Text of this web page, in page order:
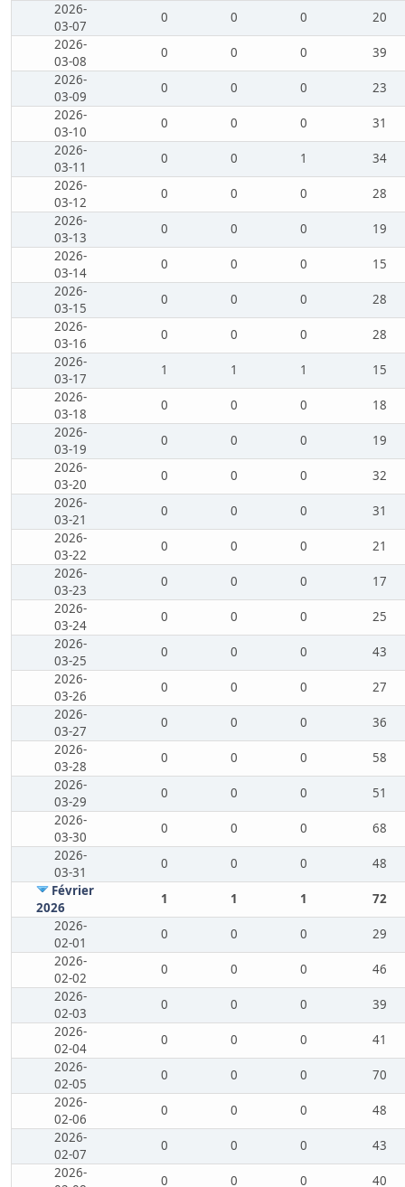
2026-
03-07
0 0 0
20
2026-
03-08
0 0 0
39
2026-
03-09
0 0 0
23
2026-
03-10
0 0 0
31
2026-
03-11
0 0 1
34
2026-
03-12
0 0 0
28
2026-
03-13
0 0 0
19
2026-
03-14
0 0 0
15
2026-
03-15
0 0 0
28
2026-
03-16
0 0 0
28
2026-
03-17
1 1 1
15
2026-
03-18
0 0 0
18
2026-
03-19
0 0 0
19
2026-
03-20
0 0 0
32
2026-
03-21
0 0 0
31
2026-
03-22
0 0 0
21
2026-
03-23
0 0 0
17
2026-
03-24
0 0 0
25
2026-
03-25
0 0 0
43
2026-
03-26
0 0 0
27
2026-
03-27
0 0 0
36
2026-
03-28
0 0 0
58
2026-
03-29
0 0 0
51
2026-
03-30
0 0 0
68
2026-
03-31
0 0 0
48
Février
2026
1 1 1
72
2026-
02-01
0 0 0
29
2026-
02-02
0 0 0
46
2026-
02-03
0 0 0
39
2026-
02-04
0 0 0
41
2026-
02-05
0 0 0
70
2026-
02-06
0 0 0
48
2026-
02-07
0 0 0
43
2026-
0 0 0
40